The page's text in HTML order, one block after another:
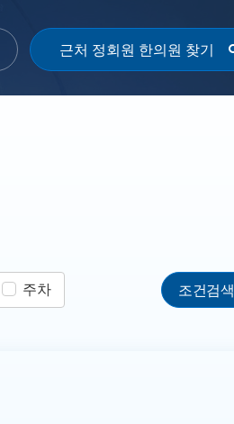
근처 정회원 한의원 찾기
주차 조건검색